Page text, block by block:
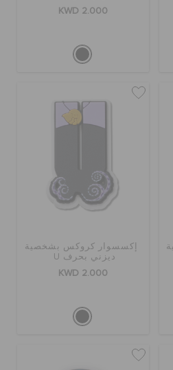
KWD 2.000
إكسسوار كروكس بشخصية
ديزني بحرف U
KWD 2.000